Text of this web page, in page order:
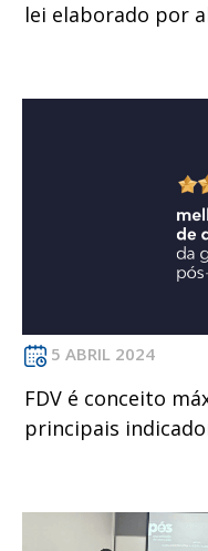
lei elaborado por
5 ABRIL 2024
FDV é conceito
principais